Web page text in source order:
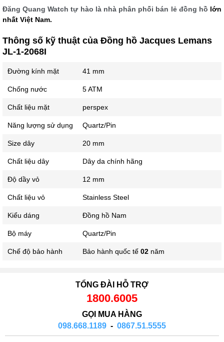
Đăng Quang Watch tự hào là nhà phân phối bán lẻ đồng hồ lớn
nhất Việt Nam.
Thông số kỹ thuật của Đồng hồ Jacques Lemans
JL-1-2068I
Đường kính mặt 41 mm
Chống nước 5 ATM
Chất liệu mặt perspex
Năng lượng sử dụng Quartz/Pin
Size dây 20 mm
Chất liệu dây Dây da chính hãng
Độ dầy vỏ 12 mm
Chất liệu vỏ Stainless Steel
Kiểu dáng Đồng hồ Nam
Bộ máy Quartz/Pin
Chế độ bảo hành Bảo hành quốc tế 02 năm
TỔNG ĐÀI HỖ TRỢ
1800.6005
GỌI MUA HÀNG
098.668.1189 - 0867.51.5555